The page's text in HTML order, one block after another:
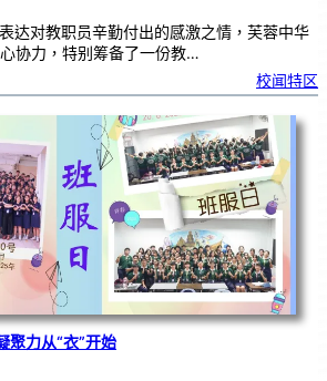
达对教职员辛勤付出的感激之情，芙蓉中华
协力，特别筹备了一份教…
校闻特区
聚力从“衣”开始